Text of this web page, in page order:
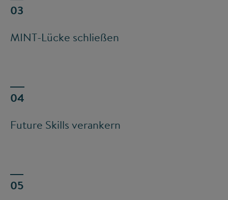
MINT-Lücke schließen
Future Skills verankern